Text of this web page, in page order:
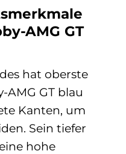
AMG GT
hat oberste
AMG GT blau
Kanten, um
Sein tiefer
hohe